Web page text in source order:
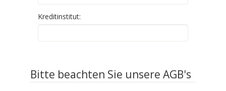
Kreditinstitut:
Bitte beachten Sie unsere AGB's